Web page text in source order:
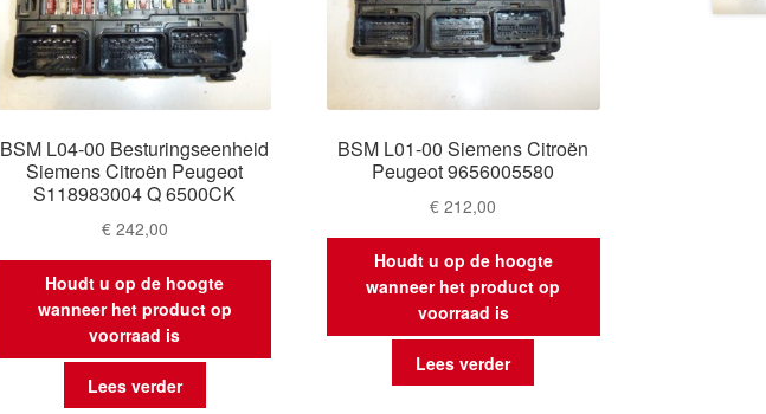
BSM L04-00 Besturingseenheid
Siemens Citroën Peugeot
S118983004 Q 6500CK
€242,00
Houdt u op de hoogte
wanneer het product op
voorraad is
Lees verder
BSM L01-00 Siemens Citroën
Peugeot 9656005580
€ 212,00
Houdt u op de hoogte
wanneer het product op
voorraad is
Lees verder